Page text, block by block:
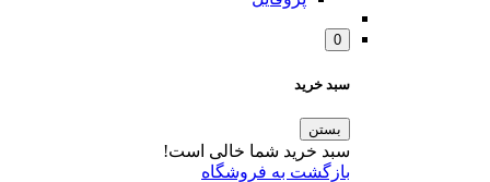
0
سبد خرید
بستن
سبد خرید شما خالی است!
بازگشت به فروشگاه